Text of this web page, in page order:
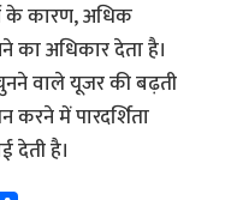
के कारण, अधिक
का अधिकार देता है।
वाले यूजर की बढ़ती
में पारदर्शिता
है।